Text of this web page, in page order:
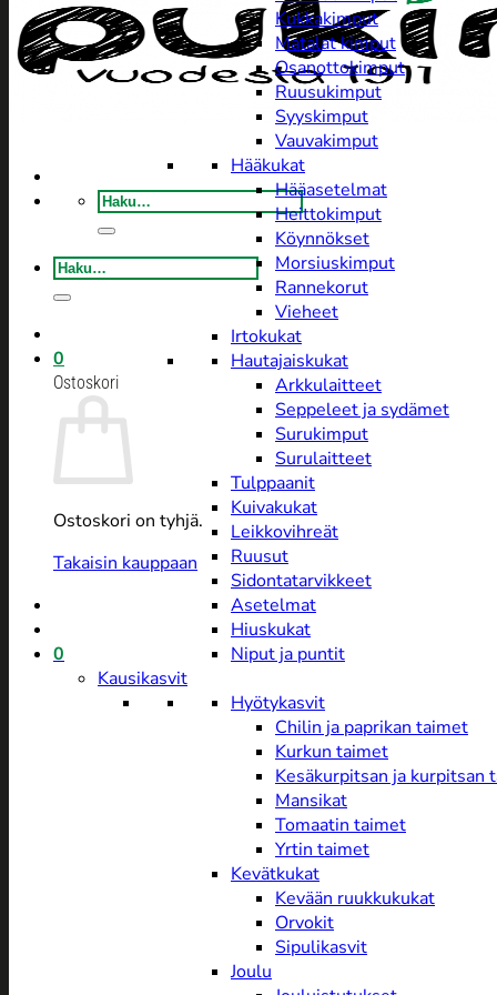
Etsi:
Etsi:
0
Ostoskori
Ostoskori on tyhjä.
Takaisin kauppaan
0
Kukkakimput
Matalat kimput
Osanottokimput
Ruusukimput
Syyskimput
Vauvakimput
Hääkukat
Hääasetelmat
Heittokimput
Köynnökset
Morsiuskimput
Rannekorut
Vieheet
Irtokukat
Hautajaiskukat
Arkkulaitteet
Seppeleet ja sydämet
Surukimput
Surulaitteet
Tulppaanit
Kuivakukat
Leikkovihreät
Ruusut
Sidontatarvikkeet
Asetelmat
Hiuskukat
Niput ja puntit
Kausikasvit
Hyötykasvit
Chilin ja paprikan taimet
Kurkun taimet
Kesäkurpitsan ja kurpitsan
Mansikat
Tomaatin taimet
Yrtin taimet
Kevätkukat
Kevään ruukkukukat
Orvokit
Sipulikasvit
Joulu